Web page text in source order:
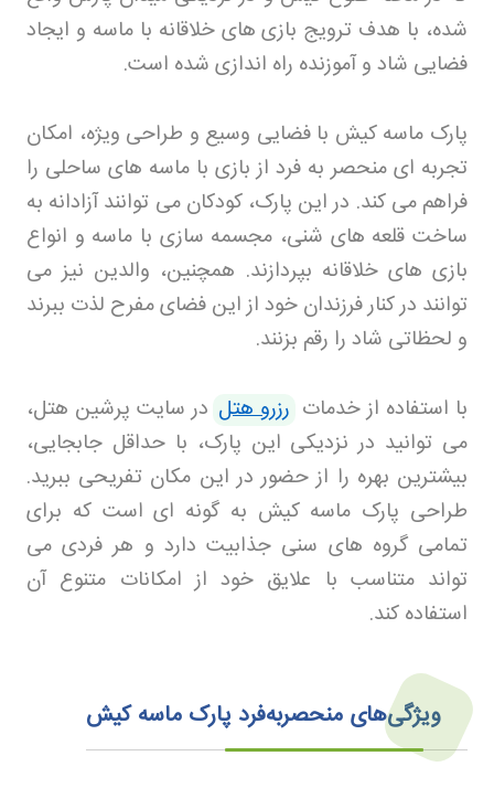
شده، با هدف ترویج بازی های خلاقانه با ماسه و ایجاد
فضایی شاد و آموزنده راه اندازی شده است.
پارک ماسه کیش با فضایی وسیع و طراحی ویژه، امکان
تجربه ای منحصر به فرد از بازی با ماسه های ساحلی را
فراهم می کند. در این پارک، کودکان می توانند آزادانه به
ساخت قلعه های شنی، مجسمه سازی با ماسه و انواع
بازی های خلاقانه بپردازند. همچنین، والدین نیز می
توانند در کنار فرزندان خود از این فضای مفرح لذت ببرند
و لحظاتی شاد را رقم بزنند.
با استفاده از خدمات رزرو هتل در سایت پرشین هتل،
می توانید در نزدیکی این پارک، با حداقل جابجایی،
بیشترین بهره را از حضور در این مکان تفریحی ببرید.
طراحی پارک ماسه کیش به گونه ای است که برای
تمامی گروه های سنی جذابیت دارد و هر فردی می
تواند متناسب با علایق خود از امکانات متنوع آن
استفاده کند.
ویژگی‌های منحصربه‌فرد پارک ماسه کیش